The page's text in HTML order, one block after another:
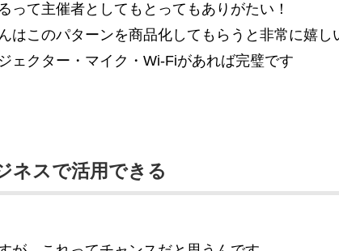
って主催者としてもとってもありがたい！
はこのパターンを商品化してもらうと非常に嬉し
ェクター・マイク・Wi-Fiがあれば完璧です
ネスで活用できる